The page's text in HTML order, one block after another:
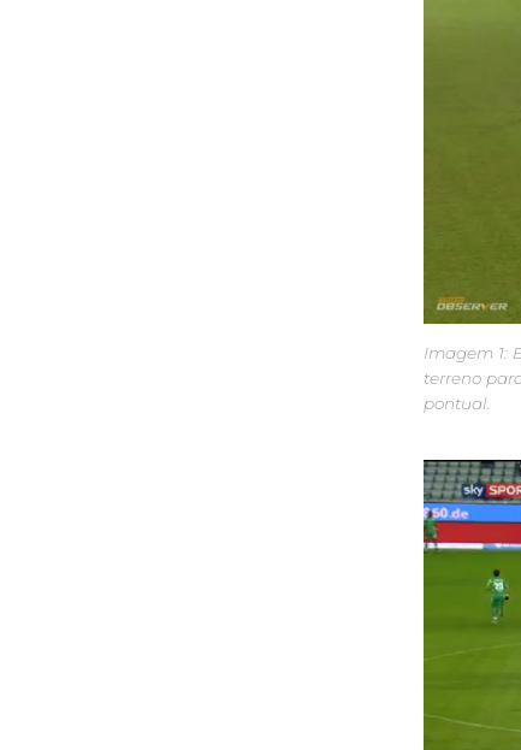
Imagem 1:
terreno
pontual.